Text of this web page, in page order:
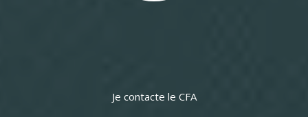
Je contacte le CFA